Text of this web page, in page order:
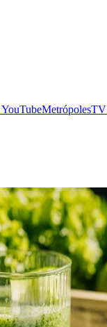
YouTubeMetrópolesTV